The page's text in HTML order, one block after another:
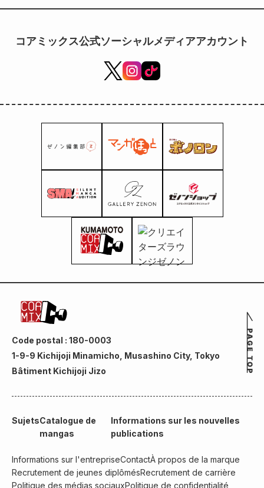
choisie pour
« Record of Ragnarok
コアミックス公式ソーシャルメディアアカウント
Code postal : 180-0003
1-9-9 Kichijoji Minamicho, Musashino City, Tokyo
Bâtiment Kichijoji Jizo
SujetsCatalogue de
mangas
Informations sur les nouvelles
publications
Informations sur l'entrepriseContactÀ propos de la marque
Recrutement de jeunes diplômésRecrutement de carrière
Politique des médias sociauxPolitique de confidentialité